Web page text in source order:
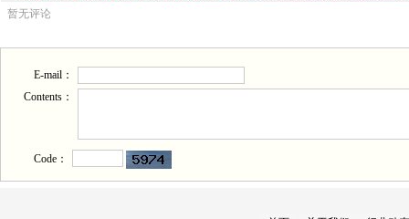
暂无评论
E-mail：
Contents：
Code：